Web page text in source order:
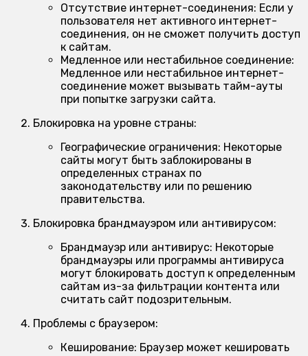
Отсутствие интернет-соединения: Если у
пользователя нет активного интернет-
соединения, он не сможет получить доступ
к сайтам.
Медленное или нестабильное соединение:
Медленное или нестабильное интернет-
соединение может вызывать тайм-ауты
при попытке загрузки сайта.
Блокировка на уровне страны:
Географические ограничения: Некоторые
сайты могут быть заблокированы в
определенных странах по
законодательству или по решению
правительства.
Блокировка брандмауэром или антивирусом:
Брандмауэр или антивирус: Некоторые
брандмауэры или программы антивируса
могут блокировать доступ к определенным
сайтам из-за фильтрации контента или
считать сайт подозрительным.
Проблемы с браузером:
Кеширование: Браузер может кешировать